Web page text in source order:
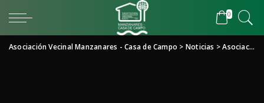
0
Asociación Vecinal Manzanares - Casa de Campo > Noticias >Asociación